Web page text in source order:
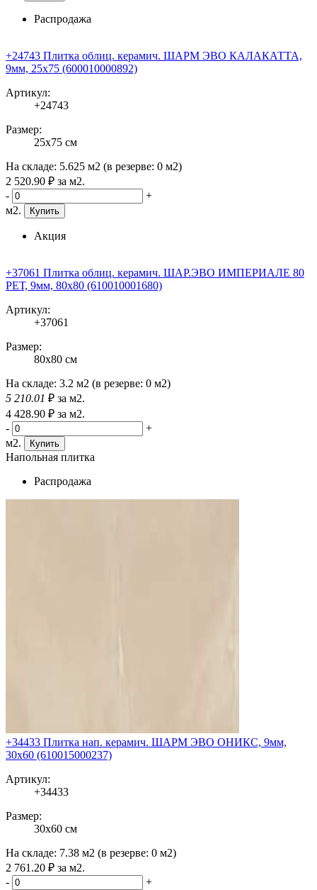
Распродажа
+24743 Плитка облиц. керамич. ШАРМ ЭВО КАЛАКАТТА,
9мм, 25x75 (600010000892)
Артикул:
+24743
Размер:
25x75 см
На складе: 5.625 м2 (в резерве: 0 м2)
2 520.90 ₽ за м2.
-
+
м2.
Купить
Акция
+37061 Плитка облиц. керамич. ШАР.ЭВО ИМПЕРИАЛЕ 80
РЕТ, 9мм, 80x80 (610010001680)
Артикул:
+37061
Размер:
80x80 см
На складе: 3.2 м2 (в резерве: 0 м2)
5 210.01 ₽ за м2.
4 428.90 ₽ за м2.
-
+
м2.
Купить
Напольная плитка
Распродажа
+34433 Плитка нап. керамич. ШАРМ ЭВО ОНИКС, 9мм,
30x60 (610015000237)
Артикул:
+34433
Размер:
30x60 см
На складе: 7.38 м2 (в резерве: 0 м2)
2 761 .20 ₽ за м2.
-
+